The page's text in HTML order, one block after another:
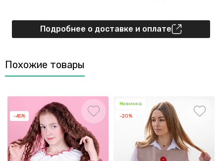
Подробнее о доставке и оплате
Похожие товары
-45%
Новинка
-20%